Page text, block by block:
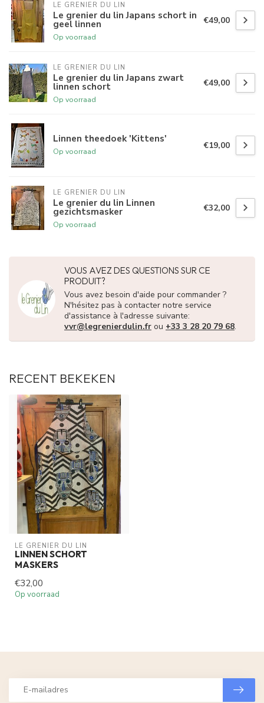
LE GRENIER DU LIN
Le grenier du lin Japans schort in
geel linnen
Op voorraad
€49,00
LE GRENIER DU LIN
Le grenier du lin Japans zwart
linnen schort
Op voorraad
€49,00
Linnen theedoek 'Kittens'
Op voorraad
€19,00
LE GRENIER DU LIN
Le grenier du lin Linnen
gezichtsmasker
Op voorraad
€32,00
VOUS AVEZ DES QUESTIONS SUR CE
PRODUIT?
Vous avez besoin d'aide pour commander ?
N'hésitez pas à contacter notre service
d'assistance à l'adresse suivante:
vvr@legrenierdulin.fr ou +33 3 28 20 79 68.
RECENT BEKEKEN
LE GRENIER DU LIN
LINNEN SCHORT
MASKERS
€32,00
Op voorraad